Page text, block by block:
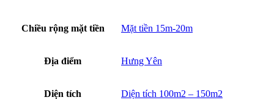
Chiều rộng mặt tiền Mặt tiền 15m-20m
Địa điểm Hưng Yên
Diện tích Diện tích 100m2 – 150m2